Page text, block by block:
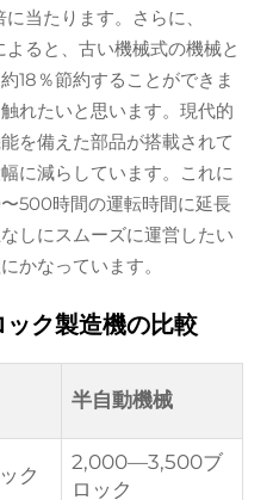
当たります。さらに、
ると、古い機械式の機械と
18％節約することができま
れたいと思います。現代的
を備えた部品が搭載されて
に減らしています。これに
500時間の運転時間に延長
しにスムーズに運営したい
かなっています。
ク製造機の比較
半自動機械
ク
2,000—3,500ブ
ロック